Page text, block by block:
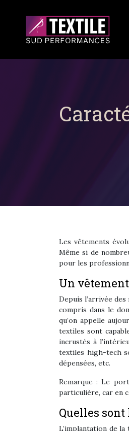
Les vêtements
Même si de
pour les
Un vêtement
Depuis l’arrivée
compris dans le
qu’on appelle
textiles sont
incrustés à
textiles high-tech
dépensées, etc.
Remarque : Le
particulière, car en
Quelles
L’implantation de